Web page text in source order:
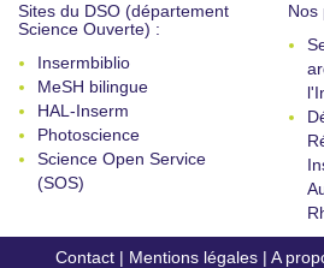
Sites du DSO (département
Science Ouverte) :
Insermbiblio
MeSH bilingue
HAL-Inserm
Photoscience
Science Open Service
(SOS)
Nos
Contact | Mentions légales | A